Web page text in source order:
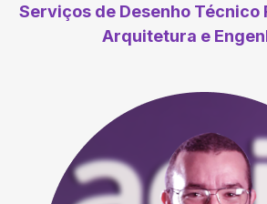
Serviços de Desenho Técnico
Arquitetura e